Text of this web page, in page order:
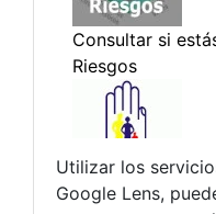
Utilizar los
Google Lens,